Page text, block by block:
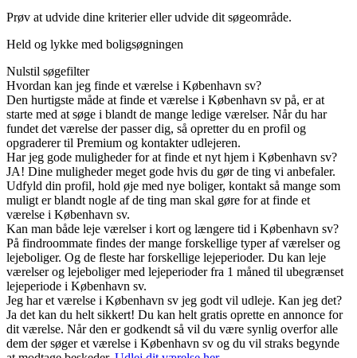
Prøv at udvide dine kriterier eller udvide dit søgeområde.
Held og lykke med boligsøgningen
Nulstil søgefilter
Hvordan kan jeg finde et værelse i København sv?
Den hurtigste måde at finde et værelse i København sv på, er at
starte med at søge i blandt de mange ledige værelser. Når du har
fundet det værelse der passer dig, så opretter du en profil og
opgraderer til Premium og kontakter udlejeren.
Har jeg gode muligheder for at finde et nyt hjem i København sv?
JA! Dine muligheder meget gode hvis du gør de ting vi anbefaler.
Udfyld din profil, hold øje med nye boliger, kontakt så mange som
muligt er blandt nogle af de ting man skal gøre for at finde et
værelse i København sv.
Kan man både leje værelser i kort og længere tid i København sv?
På findroommate findes der mange forskellige typer af værelser og
lejeboliger. Og de fleste har forskellige lejeperioder. Du kan leje
værelser og lejeboliger med lejeperioder fra 1 måned til ubegrænset
lejeperiode i København sv.
Jeg har et værelse i København sv jeg godt vil udleje. Kan jeg det?
Ja det kan du helt sikkert! Du kan helt gratis oprette en annonce for
dit værelse. Når den er godkendt så vil du være synlig overfor alle
dem der søger et værelse i København sv og du vil straks begynde